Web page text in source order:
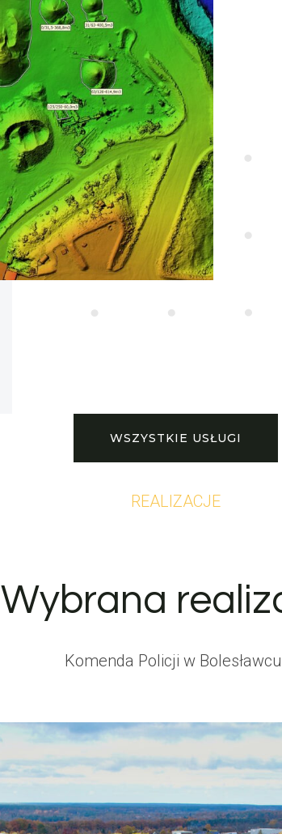
WSZYSTKIE USŁUGI
REALIZACJE
Wybrana
Komenda Policji w